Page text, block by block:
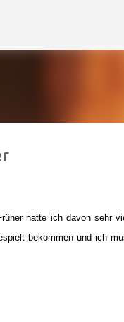
hatte ich davon sehr
bekommen und ich